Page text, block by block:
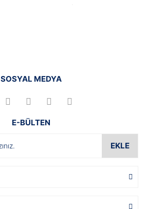
SOSYAL MEDYA
E-BÜLTEN
EKLE